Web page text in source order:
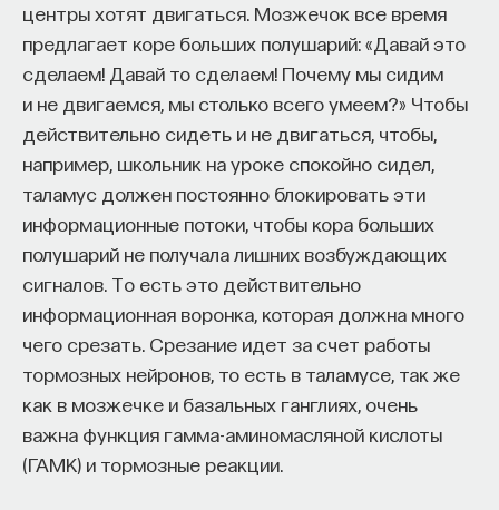
центры хотят двигаться. Мозжечок все время
предлагает коре больших полушарий: «Давай это
сделаем! Давай то сделаем! Почему мы сидим
и не двигаемся, мы столько всего умеем?» Чтобы
действительно сидеть и не двигаться, чтобы,
например, школьник на уроке спокойно сидел,
таламус должен постоянно блокировать эти
информационные потоки, чтобы кора больших
полушарий не получала лишних возбуждающих
сигналов. То есть это действительно
информационная воронка, которая должна много
чего срезать. Срезание идет за счет работы
тормозных нейронов, то есть в таламусе, так же
как в мозжечке и базальных ганглиях, очень
важна функция гамма-аминомасляной кислоты
(ГАМК) и тормозные реакции.
Университет должен строить
будущее
«Есть представление о том, что университеты
готовят элиту, и отсюда возникает образ сложно
мыслящего, сложно устроенного человека.
Но здесь возникает и другой, гораздо более
трудный вопрос: кто вообще формирует
целеполагание университета и кто задает тот
смысл, на который он работает? Мне кажется,
университет способен быть субъектом —
не просто выполнять внешний заказ,
а самостоятельно выбирать, на какое будущее
он работает. У него должна быть собственная
позиция: сначала определить, какое будущее
он хочет создавать, а затем разворачивать это